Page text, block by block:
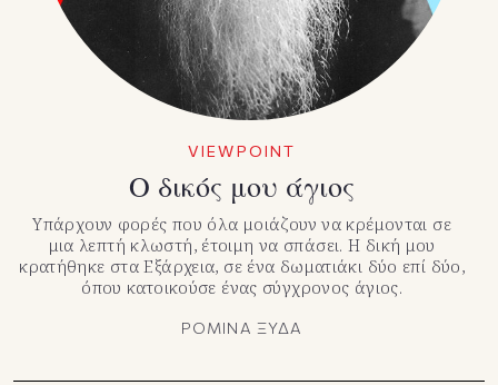
VIEWPOINT
Ο δικός μου άγιος
Υπάρχουν φορές που όλα μοιάζουν να κρέμονται σε
μια λεπτή κλωστή, έτοιμη να σπάσει. Η δική μου
κρατήθηκε στα Εξάρχεια, σε ένα δωματιάκι δύο επί δύο,
όπου κατοικούσε ένας σύγχρονος άγιος.
ΡΟΜΙΝΑ ΞΥΔΑ